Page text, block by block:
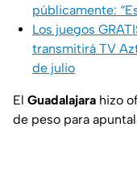
públicamente:
Los juegos
transmitirá TV
de julio
El Guadalajara hizo
de peso para